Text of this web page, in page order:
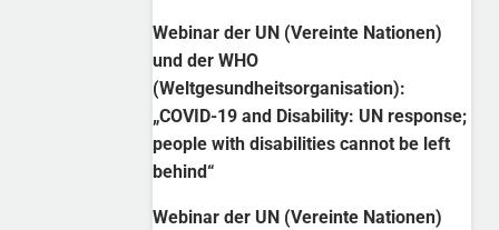
Webinar der UN (Vereinte Nationen)
und der WHO
(Weltgesundheitsorganisation):
„COVID-19 and Disability: UN response;
people with disabilities cannot be left
behind“
Webinar der UN (Vereinte Nationen)